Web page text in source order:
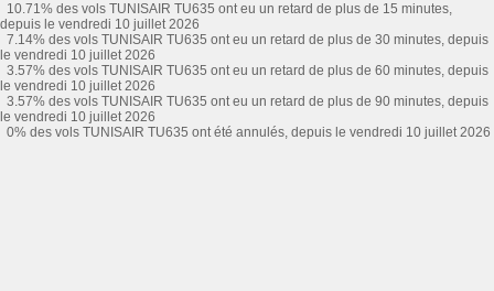
10.71% des vols TUNISAIR TU635 ont eu un retard de plus de 15 minutes,
depuis le vendredi 10 juillet 2026
7.14% des vols TUNISAIR TU635 ont eu un retard de plus de 30 minutes, depuis
le vendredi 10 juillet 2026
3.57% des vols TUNISAIR TU635 ont eu un retard de plus de 60 minutes, depuis
le vendredi 10 juillet 2026
3.57% des vols TUNISAIR TU635 ont eu un retard de plus de 90 minutes, depuis
le vendredi 10 juillet 2026
0% des vols TUNISAIR TU635 ont été annulés, depuis le vendredi 10 juillet 2026